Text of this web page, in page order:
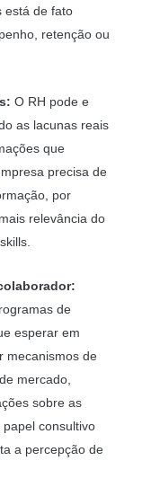
está de fato
retenção ou
O RH pode e
as lacunas reais
que
precisa de
por
relevância do
de
esperar em
mecanismos de
mercado,
sobre as
consultivo
a percepção de